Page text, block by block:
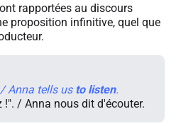
rapportées au discours
proposition infinitive, quel que
Anna tells us to listen.
!". / Anna nous dit d'écouter.